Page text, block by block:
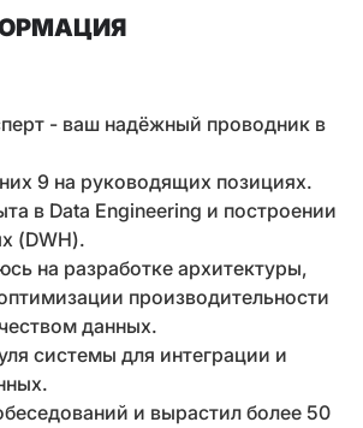
- ваш надёжный проводник в
них 9 на руководящих позициях.
в Data Engineering и построении
(DWH).
на разработке архитектуры,
производительности
данных.
системы для интеграции и
и вырастил более 50